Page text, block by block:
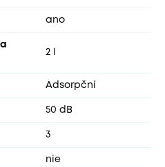
ano
2 l
Adsorpční
50 dB
3
nie